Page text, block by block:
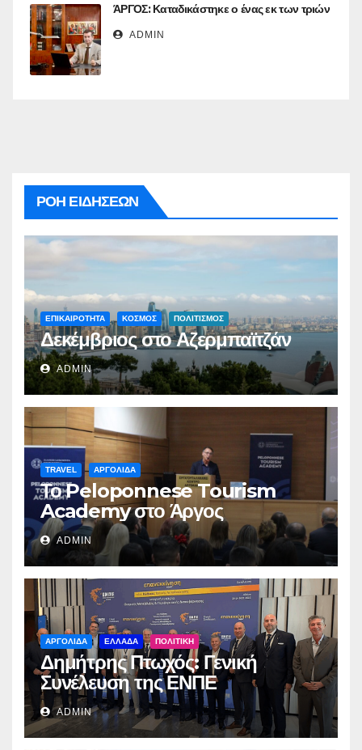
ΆΡΓΟΣ: Καταδικάστηκε ο ένας εκ των τριών
ADMIN
ΡΟΗ ΕΙΔΗΣΕΩΝ
ΕΠΙΚΑΙΡΟΤΗΤΑ ΚΟΣΜΟΣ ΠΟΛΙΤΙΣΜΟΣ
Δεκέμβριος στο Αζερμπαϊτζάν
ADMIN
TRAVEL ΑΡΓΟΛΙΔΑ
Το Peloponnese Tourism
Academy στο Άργος
ADMIN
ΑΡΓΟΛΙΔΑ ΕΛΛΑΔΑ ΠΟΛΙΤΙΚΗ
Δημήτρης Πτωχός: Γενική
Συνέλευση της ΕΝΠΕ
ADMIN